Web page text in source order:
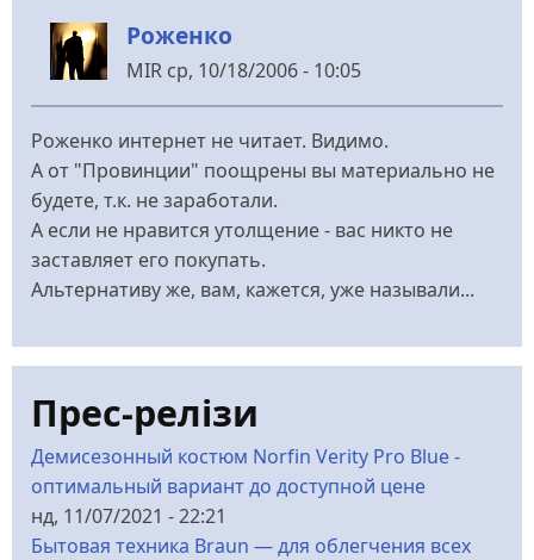
Роженко
MIR ср, 10/18/2006 - 10:05
Роженко интернет не читает. Видимо.
А от "Провинции" поощрены вы материально не
будете, т.к. не заработали.
А если не нравится утолщение - вас никто не
заставляет его покупать.
Альтернативу же, вам, кажется, уже называли...
Прес-релізи
Демисезонный костюм Norfin Verity Pro Blue -
оптимальный вариант до доступной цене
нд, 11/07/2021 - 22:21
Бытовая техника Braun — для облегчения всех